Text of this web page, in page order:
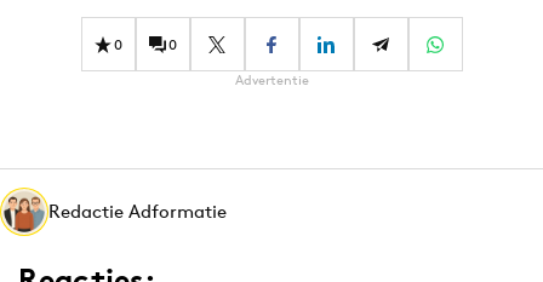
Effectiviteit
Gedragsverandering
Martech
Media
Merkstrategie
PR
0 0
Advertentie
Redactie Adformatie